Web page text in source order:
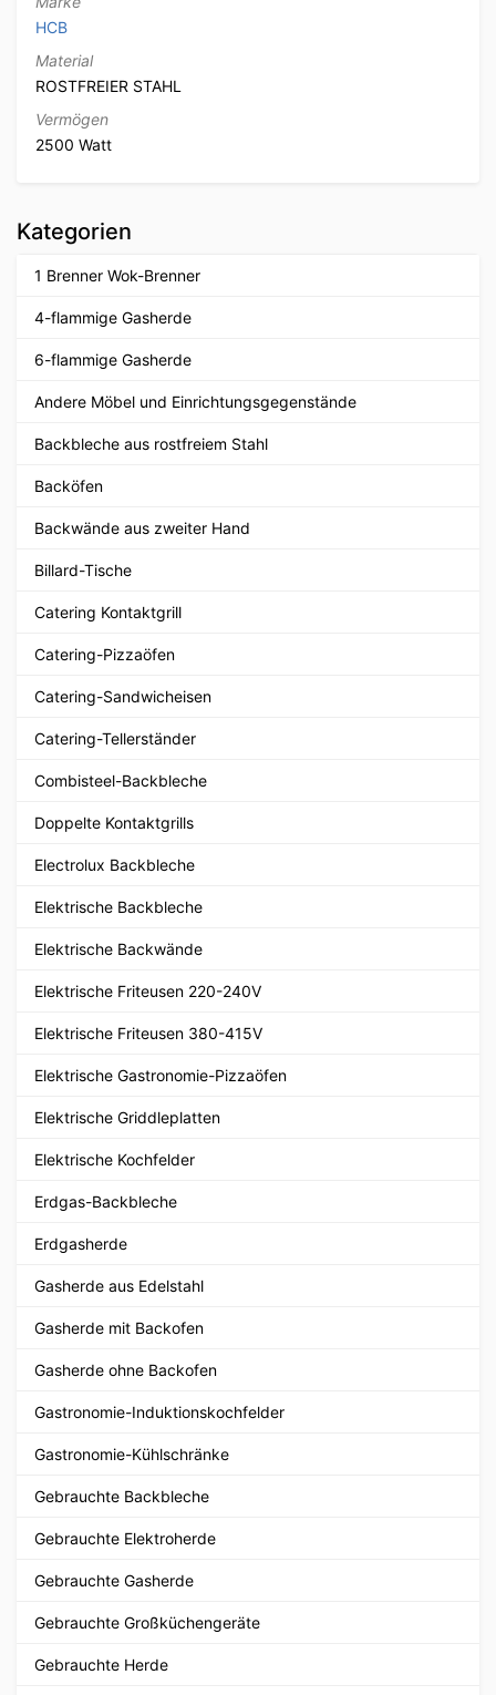
HCB
Material
ROSTFREIER STAHL
Vermögen
2500 Watt
Kategorien
1 Brenner Wok-Brenner
4-flammige Gasherde
6-flammige Gasherde
Andere Möbel und Einrichtungsgegenstände
Backbleche aus rostfreiem Stahl
Backöfen
Backwände aus zweiter Hand
Billard-Tische
Catering Kontaktgrill
Catering-Pizzaöfen
Catering-Sandwicheisen
Catering-Tellerständer
Combisteel-Backbleche
Doppelte Kontaktgrills
Electrolux Backbleche
Elektrische Backbleche
Elektrische Backwände
Elektrische Friteusen 220-240V
Elektrische Friteusen 380-415V
Elektrische Gastronomie-Pizzaöfen
Elektrische Griddleplatten
Elektrische Kochfelder
Erdgas-Backbleche
Erdgasherde
Gasherde aus Edelstahl
Gasherde mit Backofen
Gasherde ohne Backofen
Gastronomie-Induktionskochfelder
Gastronomie-Kühlschränke
Gebrauchte Backbleche
Gebrauchte Elektroherde
Gebrauchte Gasherde
Gebrauchte Großküchengeräte
Gebrauchte Herde